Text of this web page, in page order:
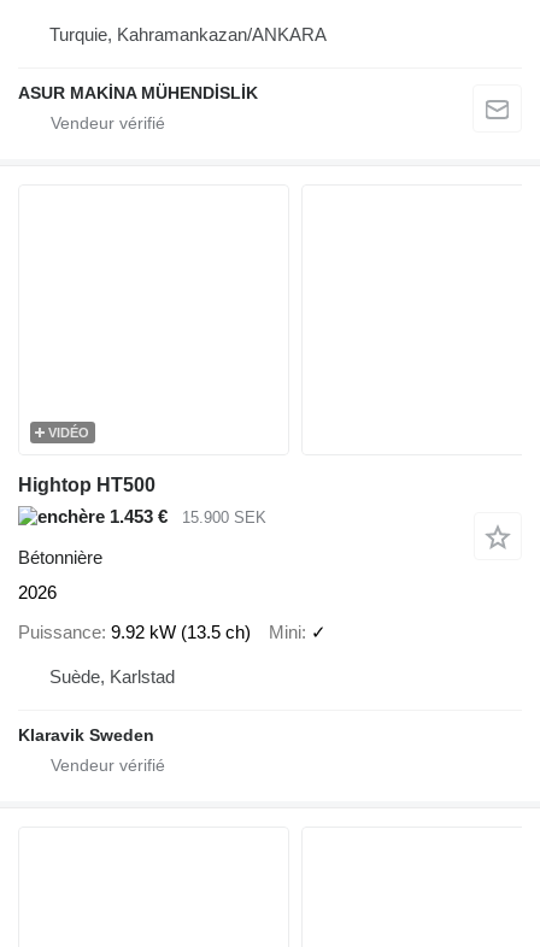
Turquie, Kahramankazan/ANKARA
ASUR MAKİNA MÜHENDİSLİK
VIDÉO
Hightop HT500
1.453 €
15.900 SEK
Bétonnière
2026
Puissance 9.92 kW (13.5 ch) Mini ✓
Suède, Karlstad
Klaravik Sweden